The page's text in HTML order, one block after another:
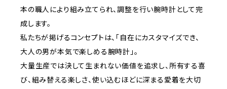
本の職人により組み立てられ、調整を行い腕時計として完
成します。
私たちが掲げるコンセプトは、「自在にカスタマイズでき、
大人の男が本気で楽しめる腕時計」。
大量生産では決して生まれない価値を追求し、所有する喜
び、組み替える楽しさ、使い込むほどに深まる愛着を大切